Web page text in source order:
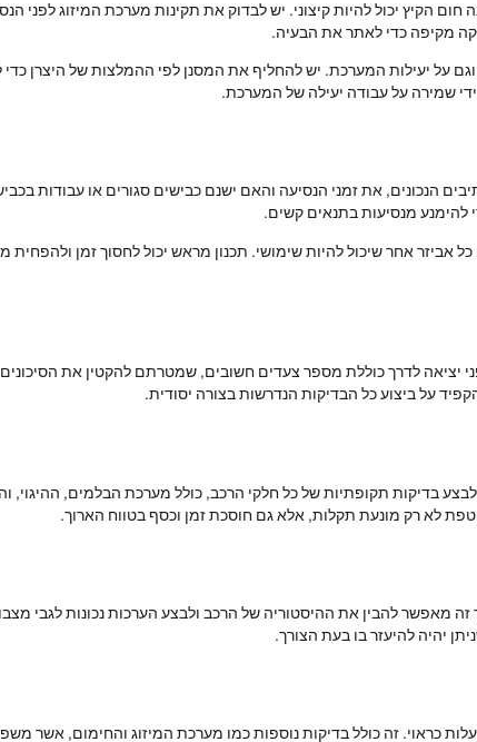
הקיץ יכול להיות קיצוני. יש לבדוק את תקינות מערכת המיזוג לפני
מקיפה כדי לאתר את הבעיה.
על יעילות המערכת. יש להחליף את המסנן לפי ההמלצות של היצרן כדי
שמירה על עבודה יעילה של המערכת.
הנכונים, את זמני הנסיעה והאם ישנם כבישים סגורים או עבודות
להימנע מנסיעות בתנאים קשים.
אביזר אחר שיכול להיות שימושי. תכנון מראש יכול לחסוך זמן
יציאה לדרך כוללת מספר צעדים חשובים, שמטרתם להקטין את
על ביצוע כל הבדיקות הנדרשות בצורה יסודית.
בדיקות תקופתיות של כל חלקי הרכב, כולל מערכת הבלמים, ההיגוי,
לא רק מונעת תקלות, אלא גם חוסכת זמן וכסף בטווח הארוך.
מאפשר להבין את ההיסטוריה של הרכב ולבצע הערכות נכונות לגבי מצבו.
יהיה להיעזר בו בעת הצורך.
כראוי. זה כולל בדיקות נוספות כמו מערכת המיזוג והחימום, אשר